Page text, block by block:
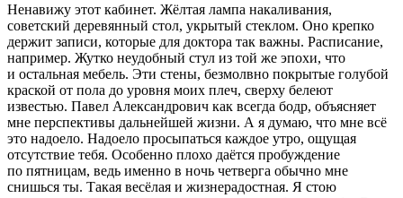
Ненавижу этот кабинет. Жёлтая лампа накаливания,
советский деревянный стол, укрытый стеклом. Оно крепко
держит записи, которые для доктора так важны. Расписание,
например. Жутко неудобный стул из той же эпохи, что
и остальная мебель. Эти стены, безмолвно покрытые голубой
краской от пола до уровня моих плеч, сверху белеют
известью. Павел Александрович как всегда бодр, объясняет
мне перспективы дальнейшей жизни. А я думаю, что мне всё
это надоело. Надоело просыпаться каждое утро, ощущая
отсутствие тебя. Особенно плохо даётся пробуждение
по пятницам, ведь именно в ночь четверга обычно мне
снишься ты. Такая весёлая и жизнерадостная. Я стою